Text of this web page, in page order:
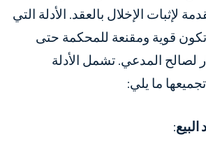
لإثبات الإخلال بالعقد. الأدلة التي
قوية ومقنعة للمحكمة حتى
لصالح المدعي. تشمل الأدلة
ما يلي:
: